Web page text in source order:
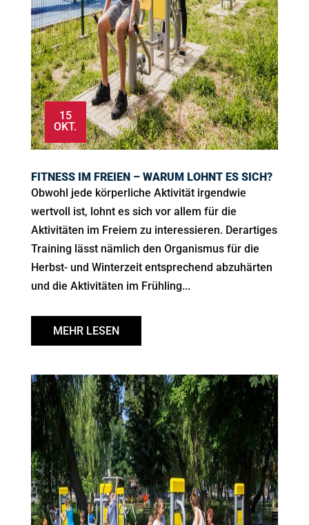
FITNESS IM FREIEN – WARUM LOHNT ES SICH?
15
OKT.
Obwohl jede körperliche Aktivität irgendwie
wertvoll ist, lohnt es sich vor allem für die
Aktivitäten im Freiem zu interessieren. Derartiges
Training lässt nämlich den Organismus für die
Herbst- und Winterzeit entsprechend abzuhärten
und die Aktivitäten im Frühling...
MEHR LESEN